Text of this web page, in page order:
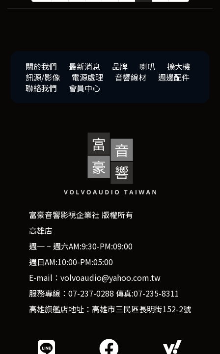
關於我們 最新消息 品牌 喇叭
擴大機
訊源/影像
電源處理 音響線材
週邊配件
聯絡我們
會員中心
富豪音響影視企業社 版權所有
高雄店
週一 ~ 週六AM:9:30-PM:09:00
週日AM:10:00-PM:05:00
E-mail：volvoaudio@yahoo.com.tw
服務專線：07-237-0288 傳真:07-235-8311
高雄旗艦店地址：高雄市三民區長明街152-2號